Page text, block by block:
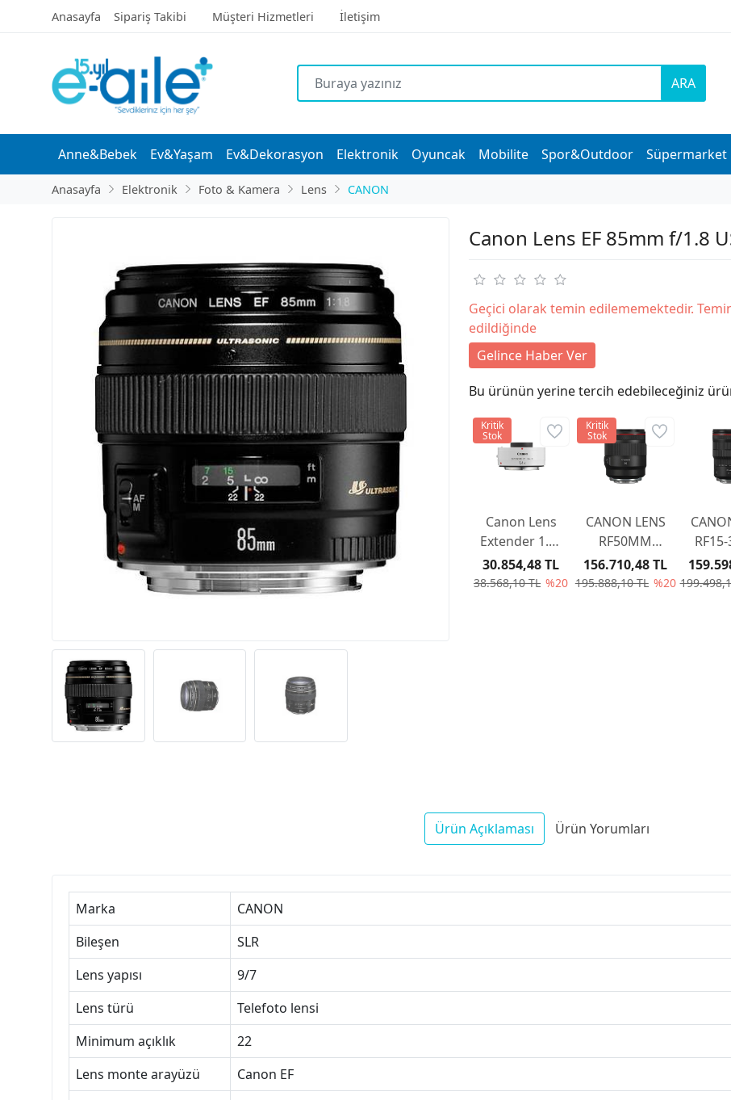
Anasayfa Sipariş Takibi Müşteri Hizmetleri İletişim
ARA
Anne&Bebek Ev&Yaşam Ev&Dekorasyon Elektronik Oyuncak Mobilite Spor&Outdoor Süpermarket
Anasayfa Elektronik Foto & Kamera Lens CANON
Canon Lens EF 85mm f/1.8
Geçici olarak temin edilememektedir.
edildiğinde
Gelince Haber Ver
Bu ürünün yerine tercih edebileceğiniz
Canon Lens
Extender 1.4x
III
38.568,10 TL %20
30.854,48 TL
Kritik
Stok
CANON LENS
RF50MM
F/1.2 L USM
195.888,10 TL %20
156.710,48 TL
Kritik
Stok
F2.8 L
Ürün Açıklaması Ürün Yorumları
Marka
CANON
Bileşen
SLR
Lens yapısı
9/7
Lens türü
Telefoto lensi
Minimum açıklık
22
Lens monte arayüzü
Canon EF